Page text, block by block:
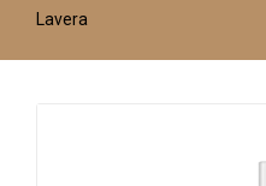
Lavera